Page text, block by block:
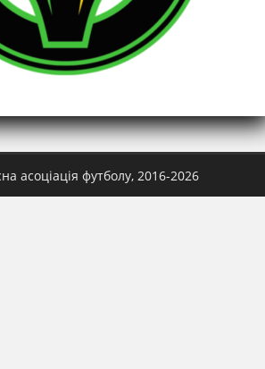
асоціація футболу, 2016-2026